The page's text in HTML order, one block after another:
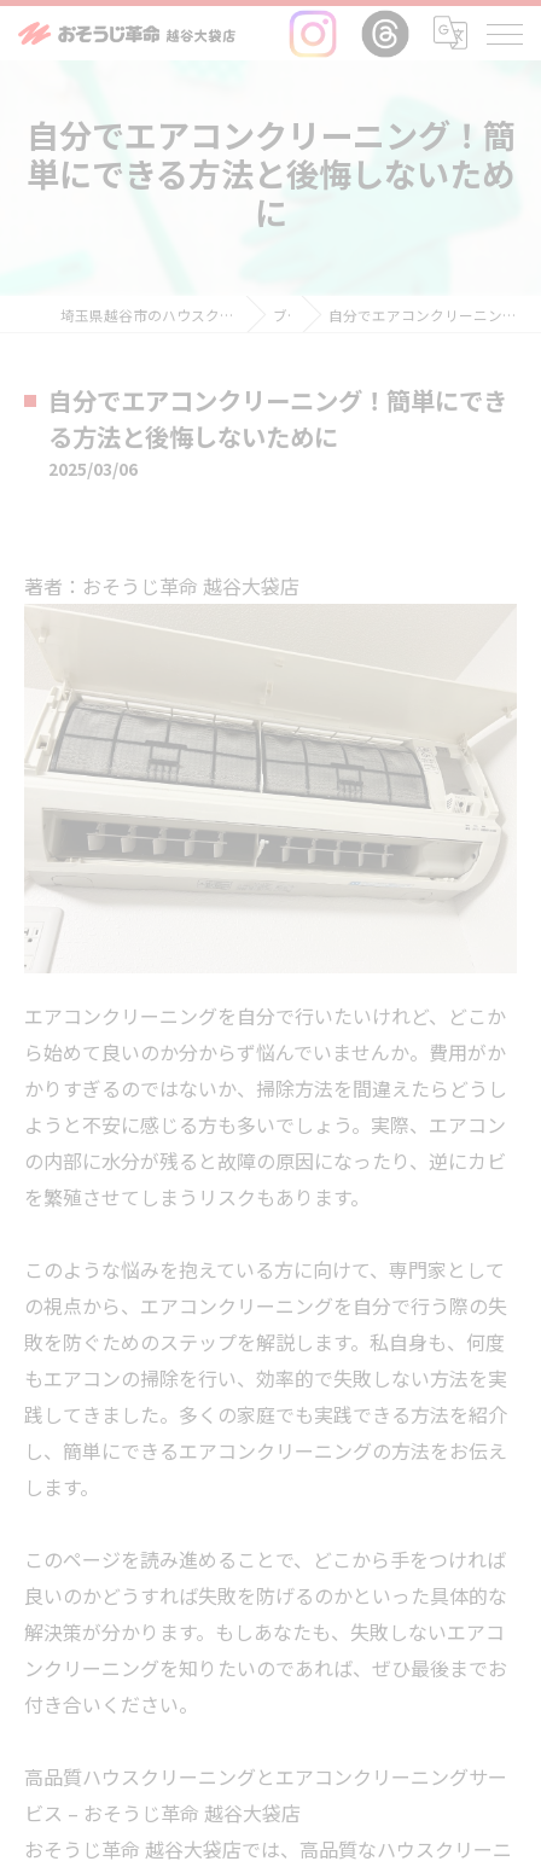
自分でエアコンクリーニング！簡
単にできる方法と後悔しないため
に
埼玉県越谷市のハウスクリーニングならおそうじ革命越谷大袋店 ブログ 自分でエアコンクリーニング！簡単にできる方法と後悔しないために
自分でエアコンクリーニング！簡単にでき
る方法と後悔しないために
2025/03/06
著者：おそうじ革命 越谷大袋店
エアコンクリーニングを自分で行いたいけれど、どこか
ら始めて良いのか分からず悩んでいませんか。費用がか
かりすぎるのではないか、掃除方法を間違えたらどうし
ようと不安に感じる方も多いでしょう。実際、エアコン
の内部に水分が残ると故障の原因になったり、逆にカビ
を繁殖させてしまうリスクもあります。
このような悩みを抱えている方に向けて、専門家として
の視点から、エアコンクリーニングを自分で行う際の失
敗を防ぐためのステップを解説します。私自身も、何度
もエアコンの掃除を行い、効率的で失敗しない方法を実
践してきました。多くの家庭でも実践できる方法を紹介
し、簡単にできるエアコンクリーニングの方法をお伝え
します。
このページを読み進めることで、どこから手をつければ
良いのかどうすれば失敗を防げるのかといった具体的な
解決策が分かります。もしあなたも、失敗しないエアコ
ンクリーニングを知りたいのであれば、ぜひ最後までお
付き合いください。
高品質ハウスクリーニングとエアコンクリーニングサー
ビス – おそうじ革命 越谷大袋店
おそうじ革命 越谷大袋店では、高品質なハウスクリーニ